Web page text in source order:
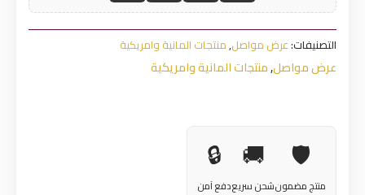
التصنيفات:عرض مواصل,منتجات المانية وامريكية
عرض مواصل,منتجات المانية وامريكية
🛡️
منتج مضمون
🚚
شحن سريع
🔒
دفع آمن